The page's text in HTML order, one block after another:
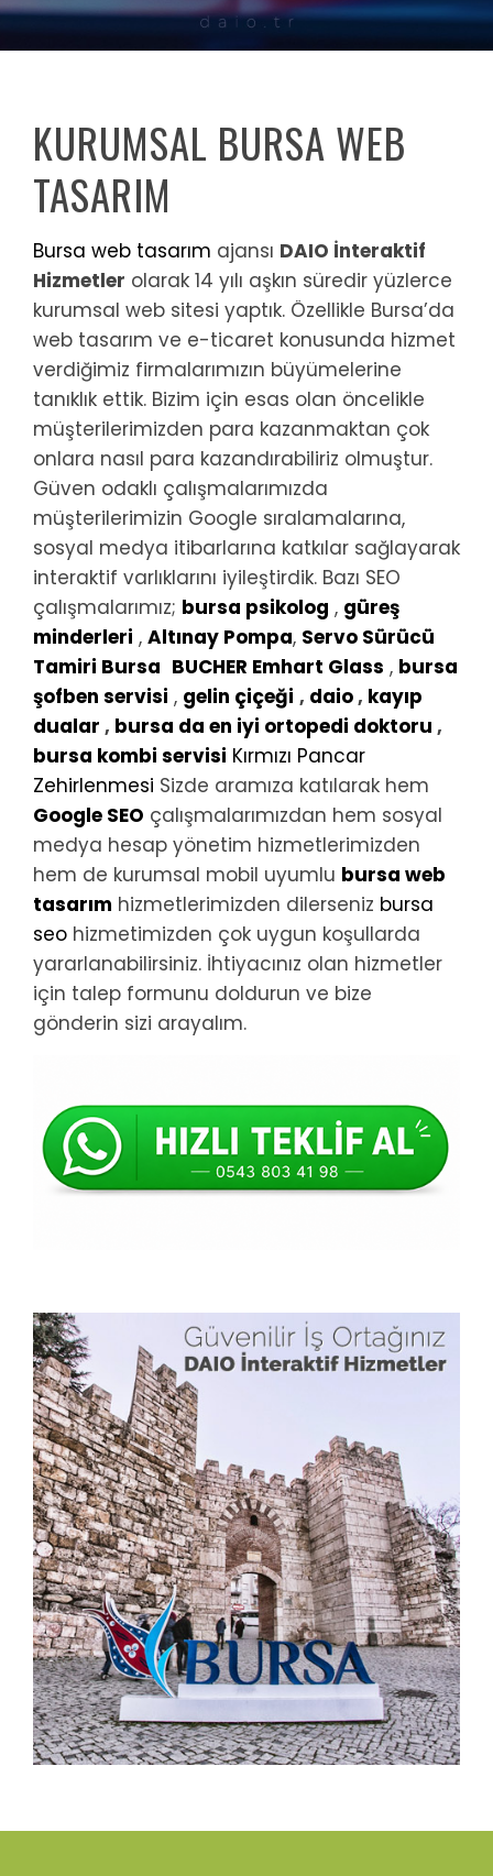
KURUMSAL BURSA WEB
TASARIM
Bursa web tasarım ajansı DAIO İnteraktif
Hizmetler olarak 14 yılı aşkın süredir yüzlerce
kurumsal web sitesi yaptık. Özellikle Bursa’da
web tasarım ve e-ticaret konusunda hizmet
verdiğimiz firmalarımızın büyümelerine
tanıklık ettik. Bizim için esas olan öncelikle
müşterilerimizden para kazanmaktan çok
onlara nasıl para kazandırabiliriz olmuştur.
Güven odaklı çalışmalarımızda
müşterilerimizin Google sıralamalarına,
sosyal medya itibarlarına katkılar sağlayarak
interaktif varlıklarını iyileştirdik. Bazı SEO
çalışmalarımız; bursa psikolog , güreş
minderleri , Altınay Pompa, Servo Sürücü
Tamiri Bursa BUCHER Emhart Glass , bursa
şofben servisi , gelin çiçeği , daio, kayıp
dualar , bursa da en iyi ortopedi doktoru ,
bursa kombi servisi Kırmızı Pancar
Zehirlenmesi Sizde aramıza katılarak hem
Google SEO çalışmalarımızdan hem sosyal
medya hesap yönetim hizmetlerimizden
hem de kurumsal mobil uyumlu bursa web
tasarım hizmetlerimizden dilerseniz bursa
seo hizmetimizden çok uygun koşullarda
yararlanabilirsiniz. İhtiyacınız olan hizmetler
için talep formunu doldurun ve bize
gönderin sizi arayalım.